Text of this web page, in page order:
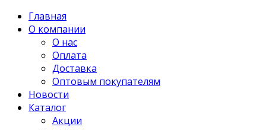
Главная
О компании
О нас
Оплата
Доставка
Оптовым покупателям
Новости
Каталог
Акции